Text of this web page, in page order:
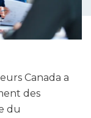
Canada a
des
du